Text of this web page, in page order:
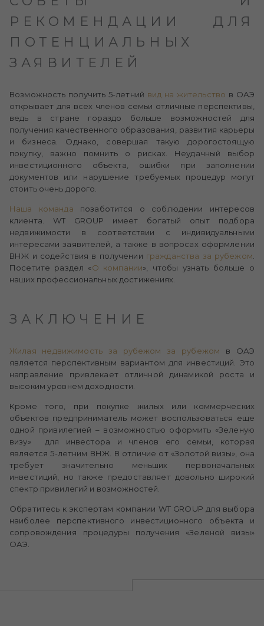
РЕКОМЕНДАЦИИ ДЛЯ
ПОТЕНЦИАЛЬНЫХ
ЗАЯВИТЕЛЕЙ
Возможность получить 5-летний вид на жительство в ОАЭ
открывает для всех членов семьи отличные перспективы,
ведь в стране гораздо больше возможностей для
получения качественного образования, развития карьеры
и бизнеса. Однако, совершая такую дорогостоящую
покупку, важно помнить о рисках. Неудачный выбор
инвестиционного объекта, ошибки при заполнении
документов или нарушение требуемых процедур могут
стоить очень дорого.
Наша команда позаботится о соблюдении интересов
клиента. WT GROUP имеет богатый опыт подбора
недвижимости в соответствии с индивидуальными
интересами заявителей, а также в вопросах оформлении
ВНЖ и содействия в получении гражданства за рубежом.
Посетите раздел «О компании», чтобы узнать больше о
наших профессиональных достижениях.
ЗАКЛЮЧЕНИЕ
Жилая недвижимость за рубежом за рубежом в ОАЭ
является перспективным вариантом для инвестиций. Это
направление привлекает отличной динамикой роста и
высоким уровнем доходности.
Кроме того, при покупке жилых или коммерческих
объектов предприниматель может воспользоваться еще
одной привилегией – возможностью оформить «Зеленую
визу» для инвестора и членов его семьи, которая
является 5-летним ВНЖ. В отличие от «Золотой визы», она
требует значительно меньших первоначальных
инвестиций, но также предоставляет довольно широкий
спектр привилегий и возможностей.
Обратитесь к экспертам компании WT GROUP для выбора
наиболее перспективного инвестиционного объекта и
сопровождения процедуры получения «Зеленой визы»
ОАЭ.